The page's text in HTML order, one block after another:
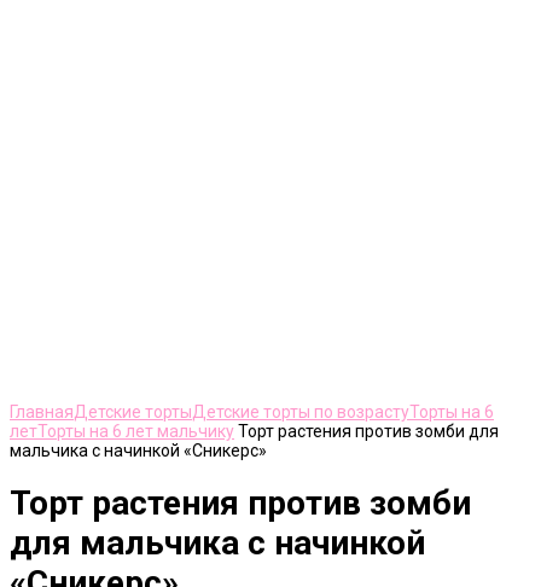
ГлавнаяДетские тортыДетские торты по возрастуТорты на 6
летТорты на 6 лет мальчикуТорт растения против зомби для
мальчика с начинкой «Сникерс»
Торт растения против зомби
для мальчика с начинкой